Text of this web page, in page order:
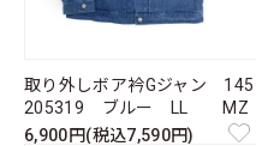
取り外しボア衿Gジャン 145
205319 ブルー LL MZ
6,900円(税込7,590円)